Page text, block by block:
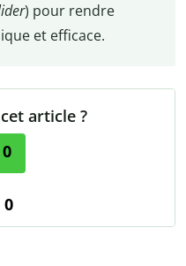
) pour rendre
et efficace.
article ?
0
0